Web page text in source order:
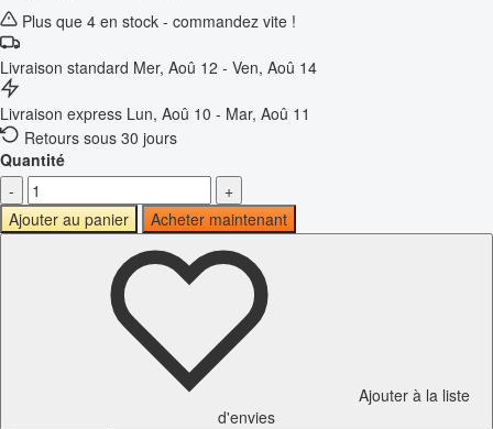
Plus que 4 en stock - commandez vite !
Livraison standard Mer, Aoû 12 - Ven, Aoû 14
Livraison express Lun, Aoû 10 - Mar, Aoû 11
Retours sous 30 jours
Quantité
-
+
Ajouter au panier
Acheter maintenant
Ajouter à la liste
d'envies